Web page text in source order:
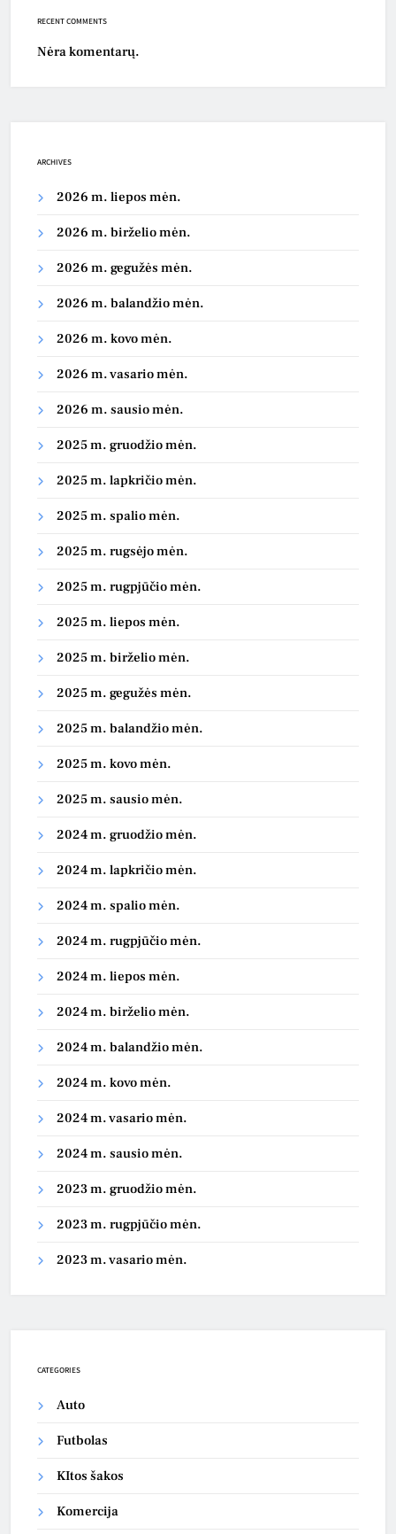
RECENT COMMENTS
Nėra komentarų.
ARCHIVES
2026 m. liepos mėn.
2026 m. birželio mėn.
2026 m. gegužės mėn.
2026 m. balandžio mėn.
2026 m. kovo mėn.
2026 m. vasario mėn.
2026 m. sausio mėn.
2025 m. gruodžio mėn.
2025 m. lapkričio mėn.
2025 m. spalio mėn.
2025 m. rugsėjo mėn.
2025 m. rugpjūčio mėn.
2025 m. liepos mėn.
2025 m. birželio mėn.
2025 m. gegužės mėn.
2025 m. balandžio mėn.
2025 m. kovo mėn.
2025 m. sausio mėn.
2024 m. gruodžio mėn.
2024 m. lapkričio mėn.
2024 m. spalio mėn.
2024 m. rugpjūčio mėn.
2024 m. liepos mėn.
2024 m. birželio mėn.
2024 m. balandžio mėn.
2024 m. kovo mėn.
2024 m. vasario mėn.
2024 m. sausio mėn.
2023 m. gruodžio mėn.
2023 m. rugpjūčio mėn.
2023 m. vasario mėn.
CATEGORIES
Auto
Futbolas
KItos šakos
Komercija